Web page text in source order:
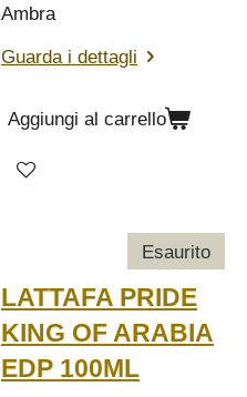
Ambra
Guarda i dettagli
Aggiungi al carrello
Esaurito
LATTAFA PRIDE
KING OF ARABIA
EDP 100ML